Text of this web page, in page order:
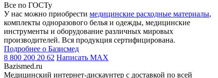
Все по ГОСТу
У нас можно приобрести медицинские расходные материалы,
комплекты одноразового белья и одежды, медицинские
инструменты и оборудование различных мировых
производителей. Вся продукция сертифицирована.
Подробнее о Базисмед
8 800 200 20 62 Написать MAX
Bazismed.ru
Медицинский интернет-дискаунтер с доставкой по всей